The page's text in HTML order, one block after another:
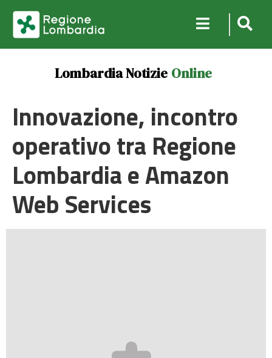
Lombardia Notizie Online
Innovazione, incontro
operativo tra Regione
Lombardia e Amazon
Web Services